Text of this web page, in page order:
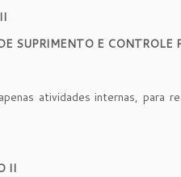
SUPRIMENTO E CONTROLE
atividades internas, para
II